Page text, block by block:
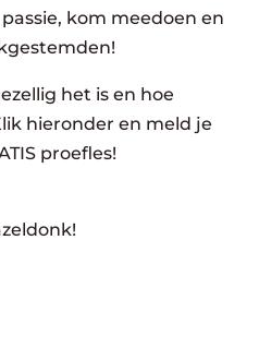
kom meedoen en
het is en hoe
hieronder en meld je
proefles!